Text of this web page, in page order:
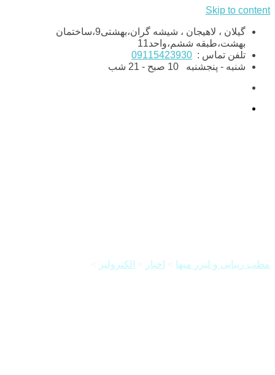
Skip to content
گیلان ، لاهیجان ، شیشه گران،بهشتی9،ساختمان
بهشت،طبقه ششم،واحد11
تلفن تماس : 09115423930
شنبه - پنجشنبه
مطب زیبایی و لیزر میها اخبار الکترولیز